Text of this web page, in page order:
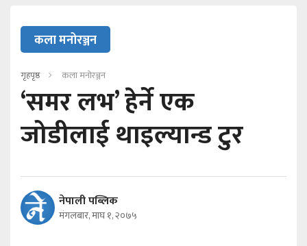
कला मनोरञ्जन
गृहपृष्ठ कला मनोरञ्जन
‘समर लभ’ हेर्ने एक
जोडीलाई थाइल्यान्ड टुर
नेपाली पब्लिक
मंगलबार, माघ १, २०७५